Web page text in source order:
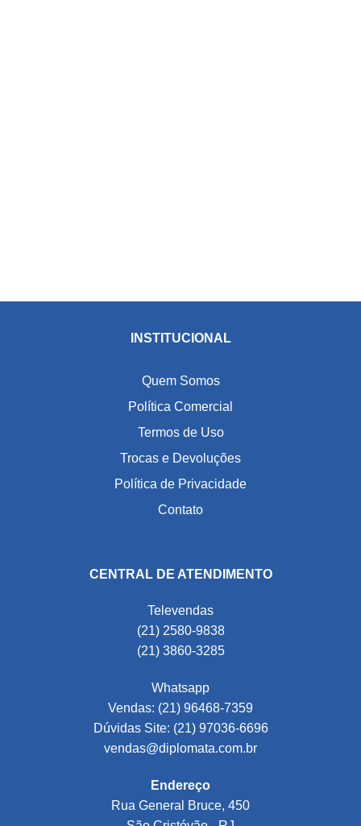
INSTITUCIONAL
Quem Somos
Política Comercial
Termos de Uso
Trocas e Devoluções
Política de Privacidade
Contato
CENTRAL DE ATENDIMENTO
Televendas
(21) 2580-9838
(21) 3860-3285
Whatsapp
Vendas: (21) 96468-7359
Dúvidas Site: (21) 97036-6696
vendas@diplomata.com.br
Endereço
Rua General Bruce, 450